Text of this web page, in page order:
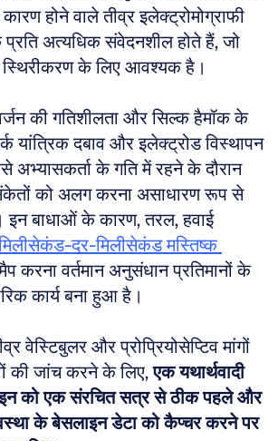
होने वाले तीव्र इलेक्ट्रोमोग्राफी
अत्यधिक संवेदनशील होते हैं, जो
के लिए आवश्यक है।
की गतिशीलता और सिल्क हैमॉक के
यांत्रिक दबाव और इलेक्ट्रोड विस्थापन
अभ्यासकर्ता के गति में रहने के दौरान
को अलग करना असाधारण रूप से
इन बाधाओं के कारण, तरल, हवाई
दर-मिलीसेकंड मस्तिष्क
करना वर्तमान अनुसंधान प्रतिमानों के
कार्य बना हुआ है।
वेस्टिबुलर और प्रोप्रियोसेप्टिव मांगों
की जांच करने के लिए, एक यथार्थवादी
को एक संरचित सत्र से ठीक पहले और
के बेसलाइन डेटा को कैप्चर करने पर